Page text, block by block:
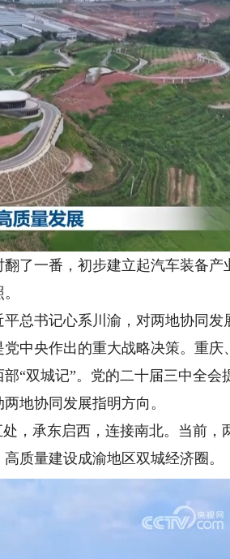
了一番，初步建立起汽车装备产
总书记心系川渝，对两地协同发
中央作出的重大战略决策。重庆
“双城记”。党的二十届三中全会
地协同发展指明方向。
，承东启西，连接南北。当前，
质量建设成渝地区双城经济圈。